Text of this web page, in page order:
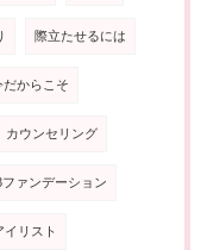
際立たせるには
だからこそ
カウンセリング
ファンデーション
イリスト